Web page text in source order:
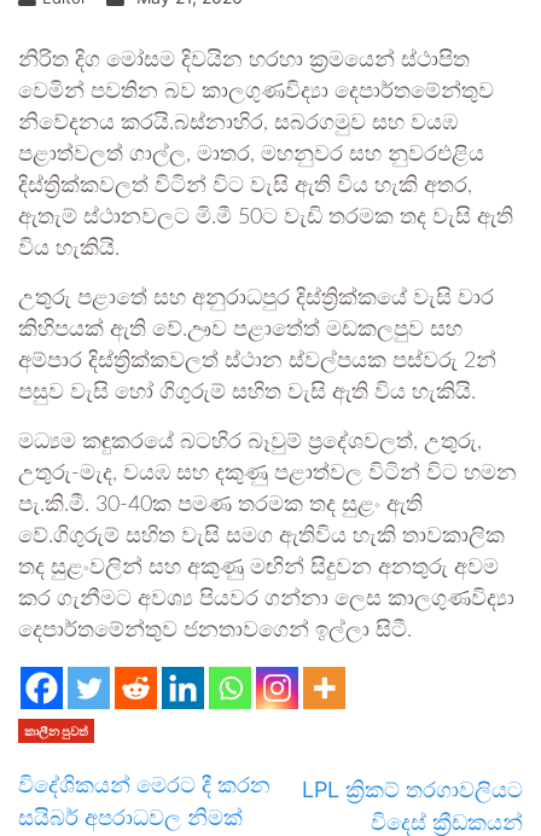
නිරිත දිග මෝසම දිවයින හරහා ක්‍රමයෙන් ස්ථාපිත
වෙමින් පවතින බව කාලගුණවිද්‍යා දෙපාර්තමේන්තුව
නිවේදනය කරයි.බස්නාහිර, සබරගමුව සහ වයඹ
පළාත්වලත් ගාල්ල, මාතර, මහනුවර සහ නුවරඑළිය
දිස්ත්‍රික්කවලත් විටින් විට වැසි ඇති විය හැකි අතර,
ඇතැම් ස්ථානවලට මි.මී 50ට වැඩි තරමක තද වැසි ඇති
විය හැකියි.
උතුරු පළාතේ සහ අනුරාධපුර දිස්ත්‍රික්කයේ වැසි වාර
කිහිපයක් ඇති වේ.ඌව පළාතේත් මඩකලපුව සහ
අම්පාර දිස්ත්‍රික්කවලත් ස්ථාන ස්වල්පයක පස්වරු 2න්
පසුව වැසි හෝ ගිගුරුම් සහිත වැසි ඇති විය හැකියි.
මධ්‍යම කඳුකරයේ බටහිර බෑවුම් ප්‍රදේශවලත්, උතුරු,
උතුරු-මැද, වයඹ සහ දකුණු පළාත්වල විටින් විට හමන
පැ.කි.මී. 30-40ක පමණ තරමක තද සුළං ඇති
වේ.ගිගුරුම් සහිත වැසි සමග ඇතිවිය හැකි තාවකාලික
තද සුළංවලින් සහ අකුණු මඟින් සිදුවන අනතුරු අවම
කර ගැනීමට අවශ්‍ය පියවර ගන්නා ලෙස කාලගුණවිද්‍යා
දෙපාර්තමේන්තුව ජනතාවගෙන් ඉල්ලා සිටී.
කාලීන පුවත්
විදේශිකයන් මෙරට දී කරන
සයිබර් අපරාධවල නිමක්
LPL ක්‍රිකට් තර­ගා­ව­ලි­යට
විදෙස් ක්‍රීඩ­ක­යන්